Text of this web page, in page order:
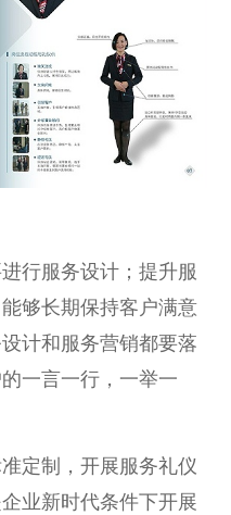
行服务设计；提升服
够长期保持客户满意
计和服务营销都要落
一言一行，一举一
定制，开展服务礼仪
业新时代条件下开展